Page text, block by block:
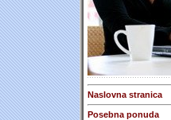
Naslovna stranica
Posebna ponuda